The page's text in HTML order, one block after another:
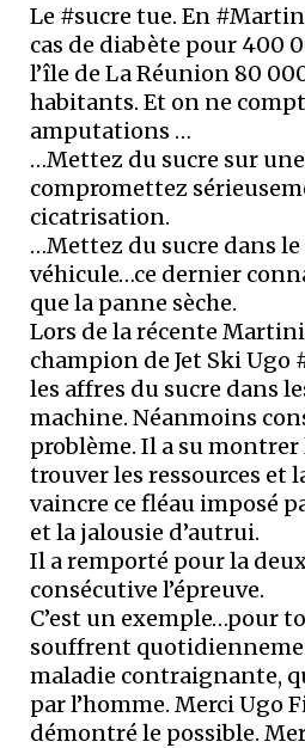
Le #sucre tue. En
cas de diabète pour 400
l’île de La Réunion 80
habitants. Et on ne
amputations …
…Mettez du sucre sur
compromettez
cicatrisation.
…Mettez du sucre dans
véhicule…ce dernier
que la panne sèche.
Lors de la récente
champion de Jet Ski Ugo
les affres du sucre dans
machine. Néanmoins
problème. Il a su montrer
trouver les ressources et
vaincre ce fléau imposé
et la jalousie d’autrui.
Il a remporté pour la
consécutive l’épreuve.
C’est un exemple…pour
souffrent
maladie contraignante,
par l’homme. Merci Ugo
démontré le possible.